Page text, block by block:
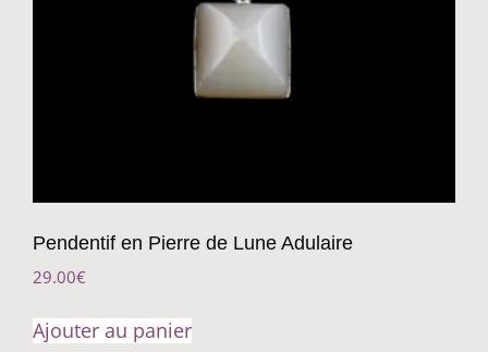
Pendentif en Pierre de Lune Adulaire
29.00€
Ajouter au panier